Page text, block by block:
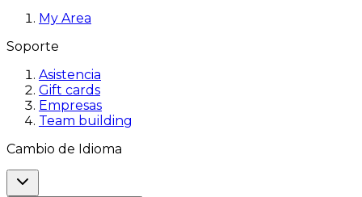
My Area
Soporte
Asistencia
Gift cards
Empresas
Team building
Cambio de Idioma